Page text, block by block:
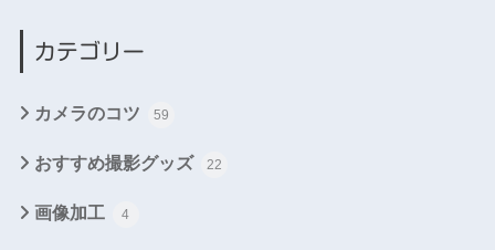
カテゴリー
カメラのコツ 59
おすすめ撮影グッズ 22
画像加工 4